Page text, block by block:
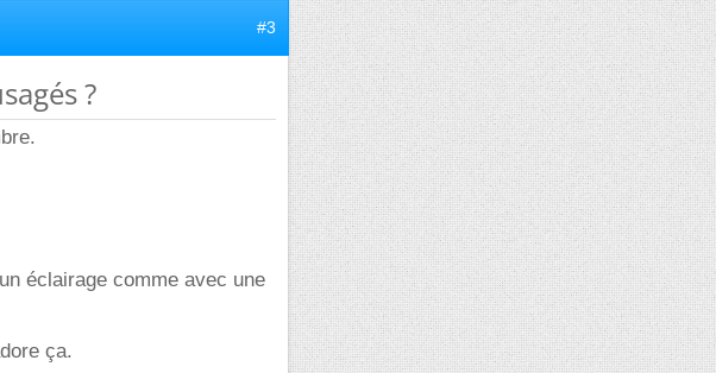
#3
?
éclairage comme avec une
ça.